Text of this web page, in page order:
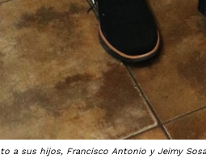
a sus hijos, Francisco Antonio y Jeimy